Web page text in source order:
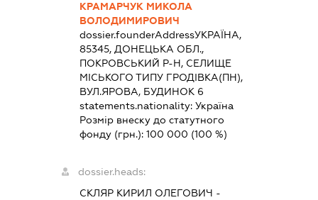
КРАМАРЧУК МИКОЛА
ВОЛОДИМИРОВИЧ
dossier.founderAddressУКРАЇНА,
85345, ДОНЕЦЬКА ОБЛ.,
ПОКРОВСЬКИЙ Р-Н, СЕЛИЩЕ
МІСЬКОГО ТИПУ ГРОДІВКА(ПН),
ВУЛ.ЯРОВА, БУДИНОК 6
statements.nationality: Україна
Розмір внеску до статутного
фонду (грн.): 100 000 (100 %)
dossier.heads:
СКЛЯР КИРИЛ ОЛЕГОВИЧ -